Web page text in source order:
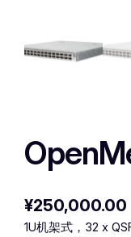
¥250,000.00
1U机架式，32 x